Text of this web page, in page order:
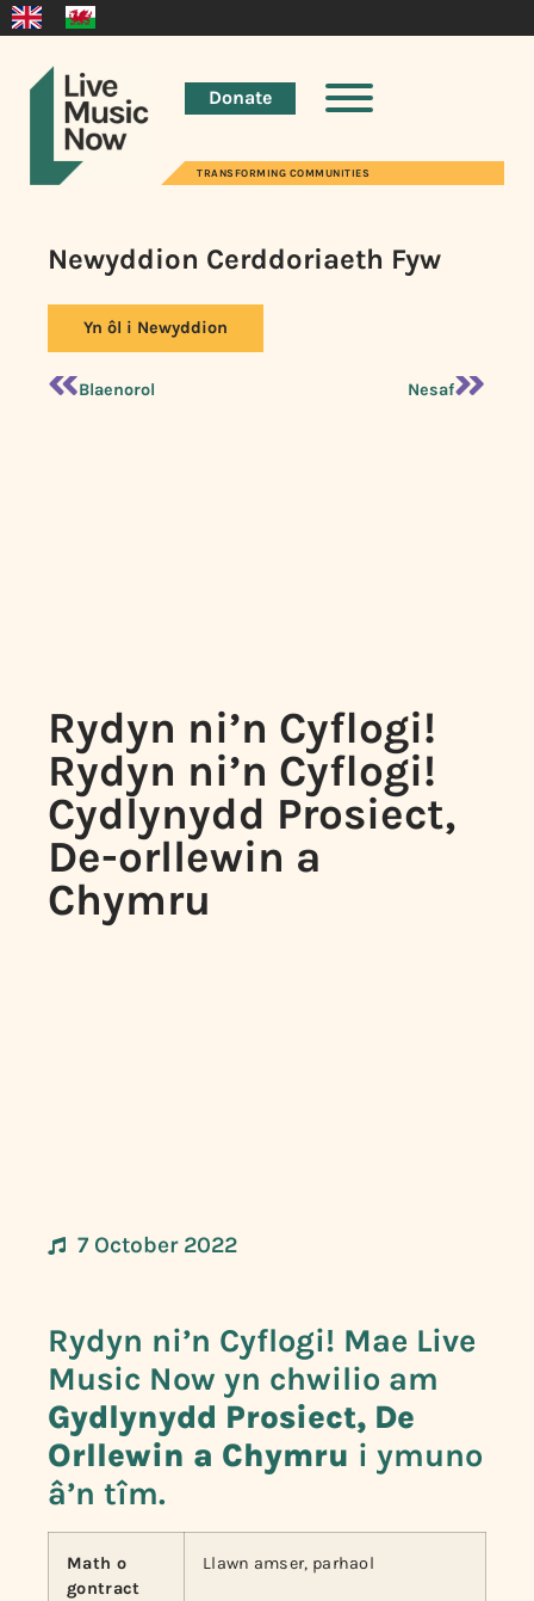
Donate
TRANSFORMING COMMUNITIES
Newyddion Cerddoriaeth Fyw
Yn ôl i Newyddion
Blaenorol Nesaf
Rydyn ni’n Cyflogi!
Rydyn ni’n Cyflogi!
Cydlynydd Prosiect,
De-orllewin a
Chymru
7 October 2022
Rydyn ni’n Cyflogi! Mae Live
Music Now yn chwilio am
Gydlynydd Prosiect, De
Orllewin a Chymru i ymuno
â’n tîm.
Math o
gontract
Llawn amser, parhaol